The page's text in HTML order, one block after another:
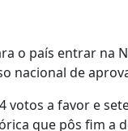
o país entrar na
de
a favor e
que pôs fim a